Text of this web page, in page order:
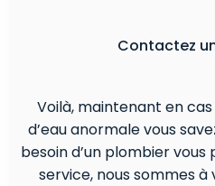
Contactez
Voilà, maintenant en
d’eau anormale vous
besoin d’un plombier
service, nous sommes